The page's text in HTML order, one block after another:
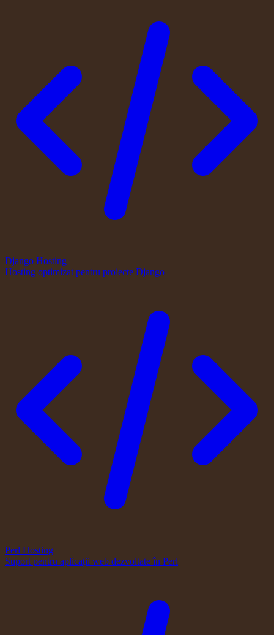
Django Hosting
Hosting optimizat pentru proiecte Django
Perl Hosting
Suport pentru aplicații web dezvoltate în Perl